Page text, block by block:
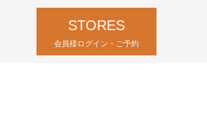
STORES
会員様ログイン・ご予約